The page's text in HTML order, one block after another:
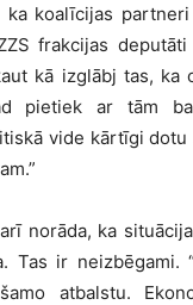
ka koalīcijas
frakcijas
kā izglābj tas, ka
pietiek ar tām
vide kārtīgi
norāda, ka
Tas ir neizbēgami.
atbalstu.